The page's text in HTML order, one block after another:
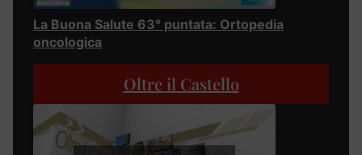
La Buona Salute 63° puntata: Ortopedia
oncologica
Oltre il Castello